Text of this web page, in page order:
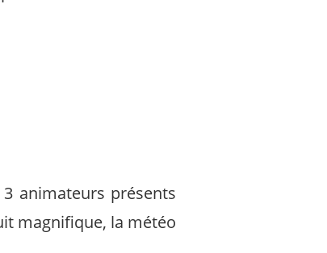
animateurs présents
magnifique, la météo